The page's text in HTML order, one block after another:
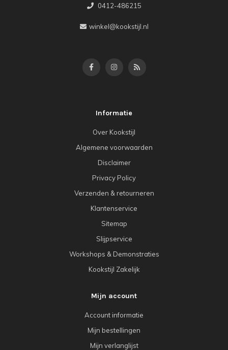
0412-486215
winkel@kookstijl.nl
Informatie
Over Kookstijl
Algemene voorwaarden
Disclaimer
Privacy Policy
Verzenden & retourneren
Klantenservice
Sitemap
Slijpservice
Workshops & Demonstraties
Kookstijl Zakelijk
Mijn account
Account informatie
Mijn bestellingen
Mijn verlanglijst